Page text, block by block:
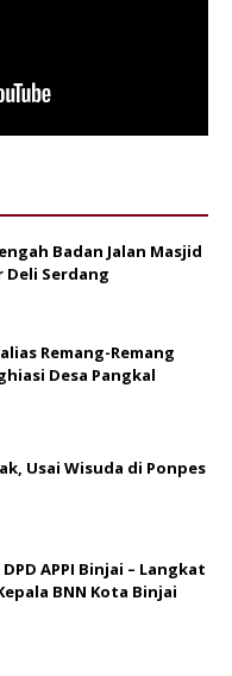
Badan Jalan Masjid
Deli Serdang
Remang-Remang
Desa Pangkal
Usai Wisuda di Ponpes
APPI Binjai – Langkat
BNN Kota Binjai